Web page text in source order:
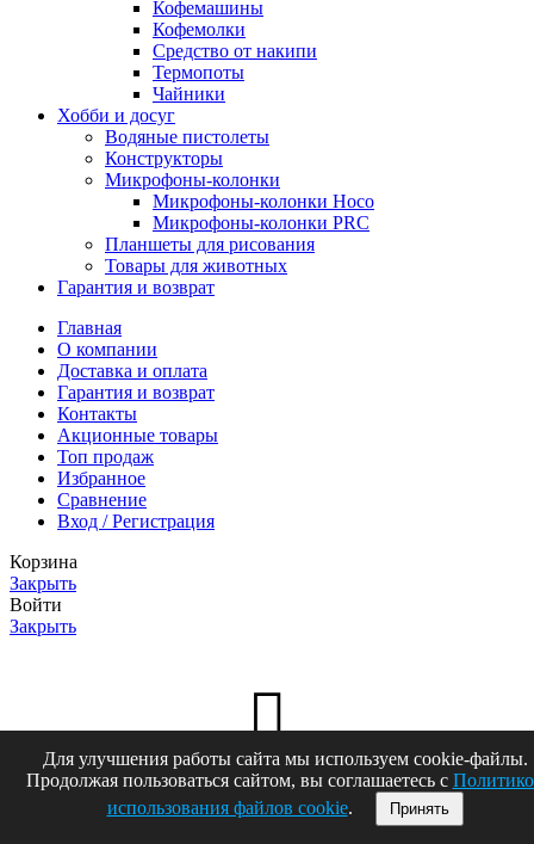
Кофемашины
Кофемолки
Средство от накипи
Термопоты
Чайники
Хобби и досуг
Водяные пистолеты
Конструкторы
Микрофоны-колонки
Микрофоны-колонки Hoco
Микрофоны-колонки PRC
Планшеты для рисования
Товары для животных
Гарантия и возврат
Главная
О компании
Доставка и оплата
Гарантия и возврат
Контакты
Акционные товары
Топ продаж
Избранное
Сравнение
Вход / Регистрация
Корзина
Закрыть
Войти
Закрыть
Еще нет аккаунта?
Создать аккаунт
Для улучшения работы сайта мы используем cookie-файлы.
Продолжая пользоваться сайтом, вы соглашаетесь с
использования файлов cookie. Принять